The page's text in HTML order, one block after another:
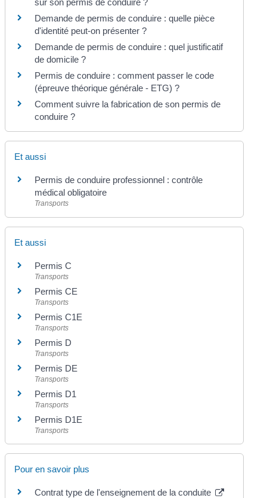
sur son permis de conduire ?
Demande de permis de conduire : quelle pièce
d'identité peut-on présenter ?
Demande de permis de conduire : quel justificatif
de domicile ?
Permis de conduire : comment passer le code
(épreuve théorique générale - ETG) ?
Comment suivre la fabrication de son permis de
conduire ?
Et aussi
Permis de conduire professionnel : contrôle
médical obligatoire
Transports
Et aussi
Permis C
Transports
Permis CE
Transports
Permis C1E
Transports
Permis D
Transports
Permis DE
Transports
Permis D1
Transports
Permis D1E
Transports
Pour en savoir plus
Contrat type de l'enseignement de la conduite